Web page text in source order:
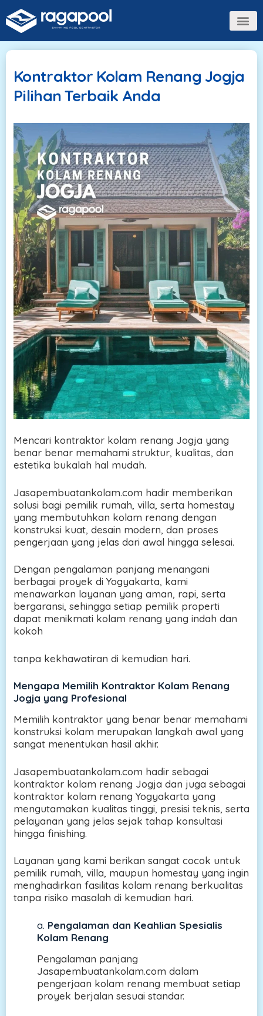
Kontraktor Kolam Renang Jogja
Pilihan Terbaik Anda
Mencari kontraktor kolam renang Jogja yang
benar benar memahami struktur, kualitas, dan
estetika bukalah hal mudah.
Jasapembuatankolam.com hadir memberikan
solusi bagi pemilik rumah, villa, serta homestay
yang membutuhkan kolam renang dengan
konstruksi kuat, desain modern, dan proses
pengerjaan yang jelas dari awal hingga selesai.
Dengan pengalaman panjang menangani
berbagai proyek di Yogyakarta, kami
menawarkan layanan yang aman, rapi, serta
bergaransi, sehingga setiap pemilik properti
dapat menikmati kolam renang yang indah dan
kokoh
tanpa kekhawatiran di kemudian hari.
Mengapa Memilih Kontraktor Kolam Renang
Jogja yang Profesional
Memilih kontraktor yang benar benar memahami
konstruksi kolam merupakan langkah awal yang
sangat menentukan hasil akhir.
Jasapembuatankolam.com hadir sebagai
kontraktor kolam renang Jogja dan juga sebagai
kontraktor kolam renang Yogyakarta yang
mengutamakan kualitas tinggi, presisi teknis, serta
pelayanan yang jelas sejak tahap konsultasi
hingga finishing.
Layanan yang kami berikan sangat cocok untuk
pemilik rumah, villa, maupun homestay yang ingin
menghadirkan fasilitas kolam renang berkualitas
tanpa risiko masalah di kemudian hari.
a. Pengalaman dan Keahlian Spesialis
Kolam Renang
Pengalaman panjang
Jasapembuatankolam.com dalam
pengerjaan kolam renang membuat setiap
proyek berjalan sesuai standar.